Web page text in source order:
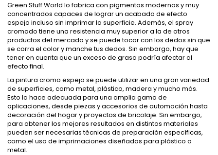
Green Stuff World lo fabrica con pigmentos modernos y muy
concentrados capaces de lograr un acabado de efecto
espejo incluso sin imprimar la superficie. Además, el spray
cromado tiene una resistencia muy superior a la de otros
productos del mercado y se puede tocar con los dedos sin que
se corra el color y manche tus dedos. Sin embargo, hay que
tener en cuenta que un exceso de grasa podría afectar al
efecto final.
La pintura cromo espejo se puede utilizar en una gran variedad
de superficies, como metal, plástico, madera y mucho más.
Esto la hace adecuada para una amplia gama de
aplicaciones, desde piezas y accesorios de automoción hasta
decoración del hogar y proyectos de bricolaje. Sin embargo,
para obtener los mejores resultados en distintos materiales
pueden ser necesarias técnicas de preparación específicas,
como el uso de imprimaciones diseñadas para plástico o
metal.